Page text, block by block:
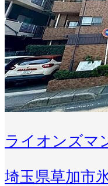
ライオンズマ
埼玉県草加市